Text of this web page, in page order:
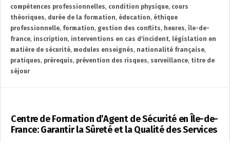
compétences professionnelles, condition physique, cours
théoriques, durée de la formation, éducation, éthique
professionnelle, formation, gestion des conflits, heures, île-de-
france, inscription, interventions en cas d'incident, législation en
matière de sécurité, modules enseignés, nationalité française,
pratiques, prérequis, prévention des risques, surveillance, titre de
séjour
Centre de Formation d’Agent de Sécurité en Île-de-
France: Garantir la Sûreté et la Qualité des Services